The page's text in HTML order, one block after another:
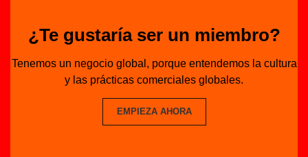
¿Te gustaría ser un miembro?
Tenemos un negocio global, porque entendemos la cultura
y las prácticas comerciales globales.
EMPIEZA AHORA